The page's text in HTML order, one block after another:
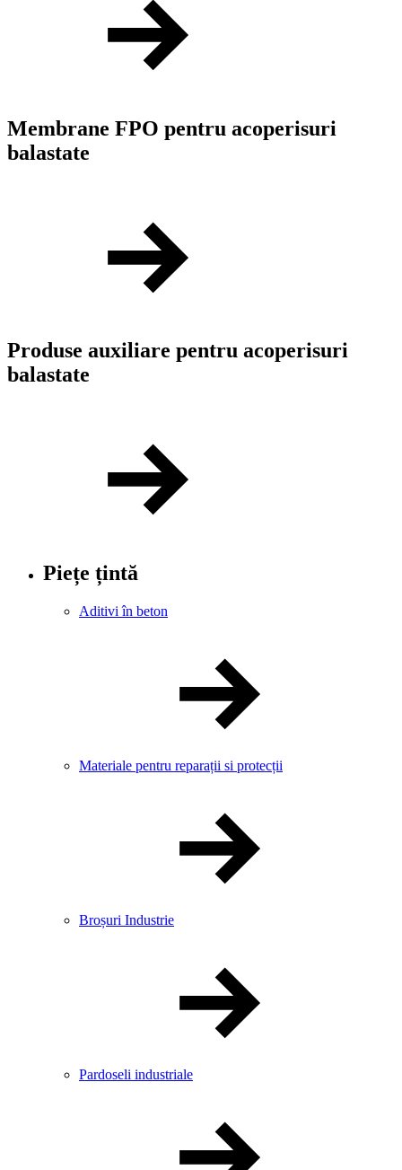
Membrane FPO pentru acoperisuri
balastate
Produse auxiliare pentru acoperisuri
balastate
Piețe țintă
Aditivi în beton
Materiale pentru reparații si protecții
Broșuri Industrie
Pardoseli industriale